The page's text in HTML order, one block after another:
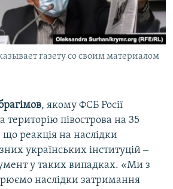
газету со своим материалом
, якому ФСБ Росії
територію півострова на 35
що реакція на наслідки
українських інституцій ‒
у таких випадках. «Ми з
наслідки затримання